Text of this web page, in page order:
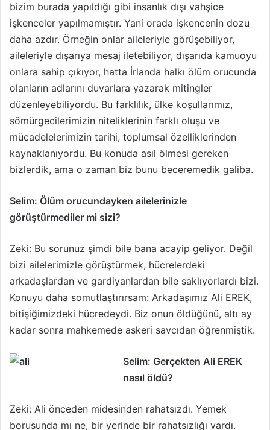
bizim burada yapıldığı gibi insanlık dışı vahşice
işkenceler yapılmamıştır. Yani orada işkencenin dozu
daha azdır. Örneğin onlar aileleriyle görüşebiliyor,
aileleriyle dışarıya mesaj iletebiliyor, dışarıda kamuoyu
onlara sahip çıkıyor, hatta İrlanda halkı ölüm orucunda
olanların adlarını duvarlara yazarak mitingler
düzenleyebiliyordu. Bu farklılık, ülke koşullarımız,
sömürgecilerimizin niteliklerinin farklı oluşu ve
mücadelelerimizin tarihi, toplumsal özellikle­rinden
kaynaklanıyordu. Bu konuda asıl ölmesi gereken
bizlerdik, ama o zaman biz bunu beceremedik galiba.
Selim: Ölüm orucundayken ailelerinizle
görüştürmediler mi sizi?
Zeki: Bu sorunuz şimdi bile bana acayip geliyor. Değil
bizi ailelerimizle görüştürmek, hücrelerdeki
arkadaşlardan ve gardiyanlar­dan bile saklıyorlardı bizi.
Konuyu daha somutlaştırırsam: Arkadaşı­mız Ali EREK,
bitişiğimizdeki hücredeydi. Biz onun öldüğünü, altı ay
kadar sonra mahkemede askeri savcıdan öğrenmiştik.
Selim: Gerçekten Ali EREK
nasıl öldü?
Zeki: Ali önceden midesinden rahatsızdı. Yemek
borusunda mı ne, bir yerinde bir rahatsızlığı vardı.